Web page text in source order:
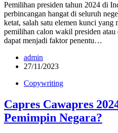
Pemilihan presiden tahun 2024 di
perbincangan hangat di seluruh
ketat, salah satu elemen kunci yang
pemilihan calon wakil presiden
dapat menjadi faktor penentu…
admin
27/11/2023
Copywriting
Capres Cawapres
Pemimpin Negara?